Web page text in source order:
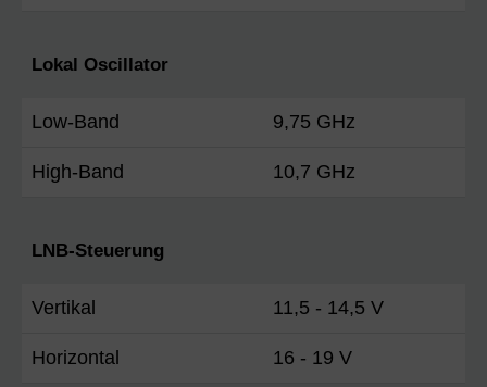
Lokal Oscillator
Low-Band 9,75 GHz
High-Band 10,7 GHz
LNB-Steuerung
Vertikal 11,5 - 14,5 V
Horizontal 16 - 19 V